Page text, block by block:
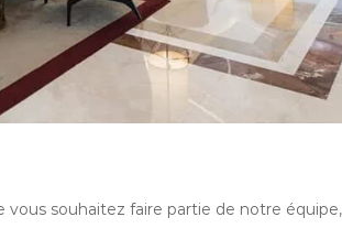
vous souhaitez faire partie de notre